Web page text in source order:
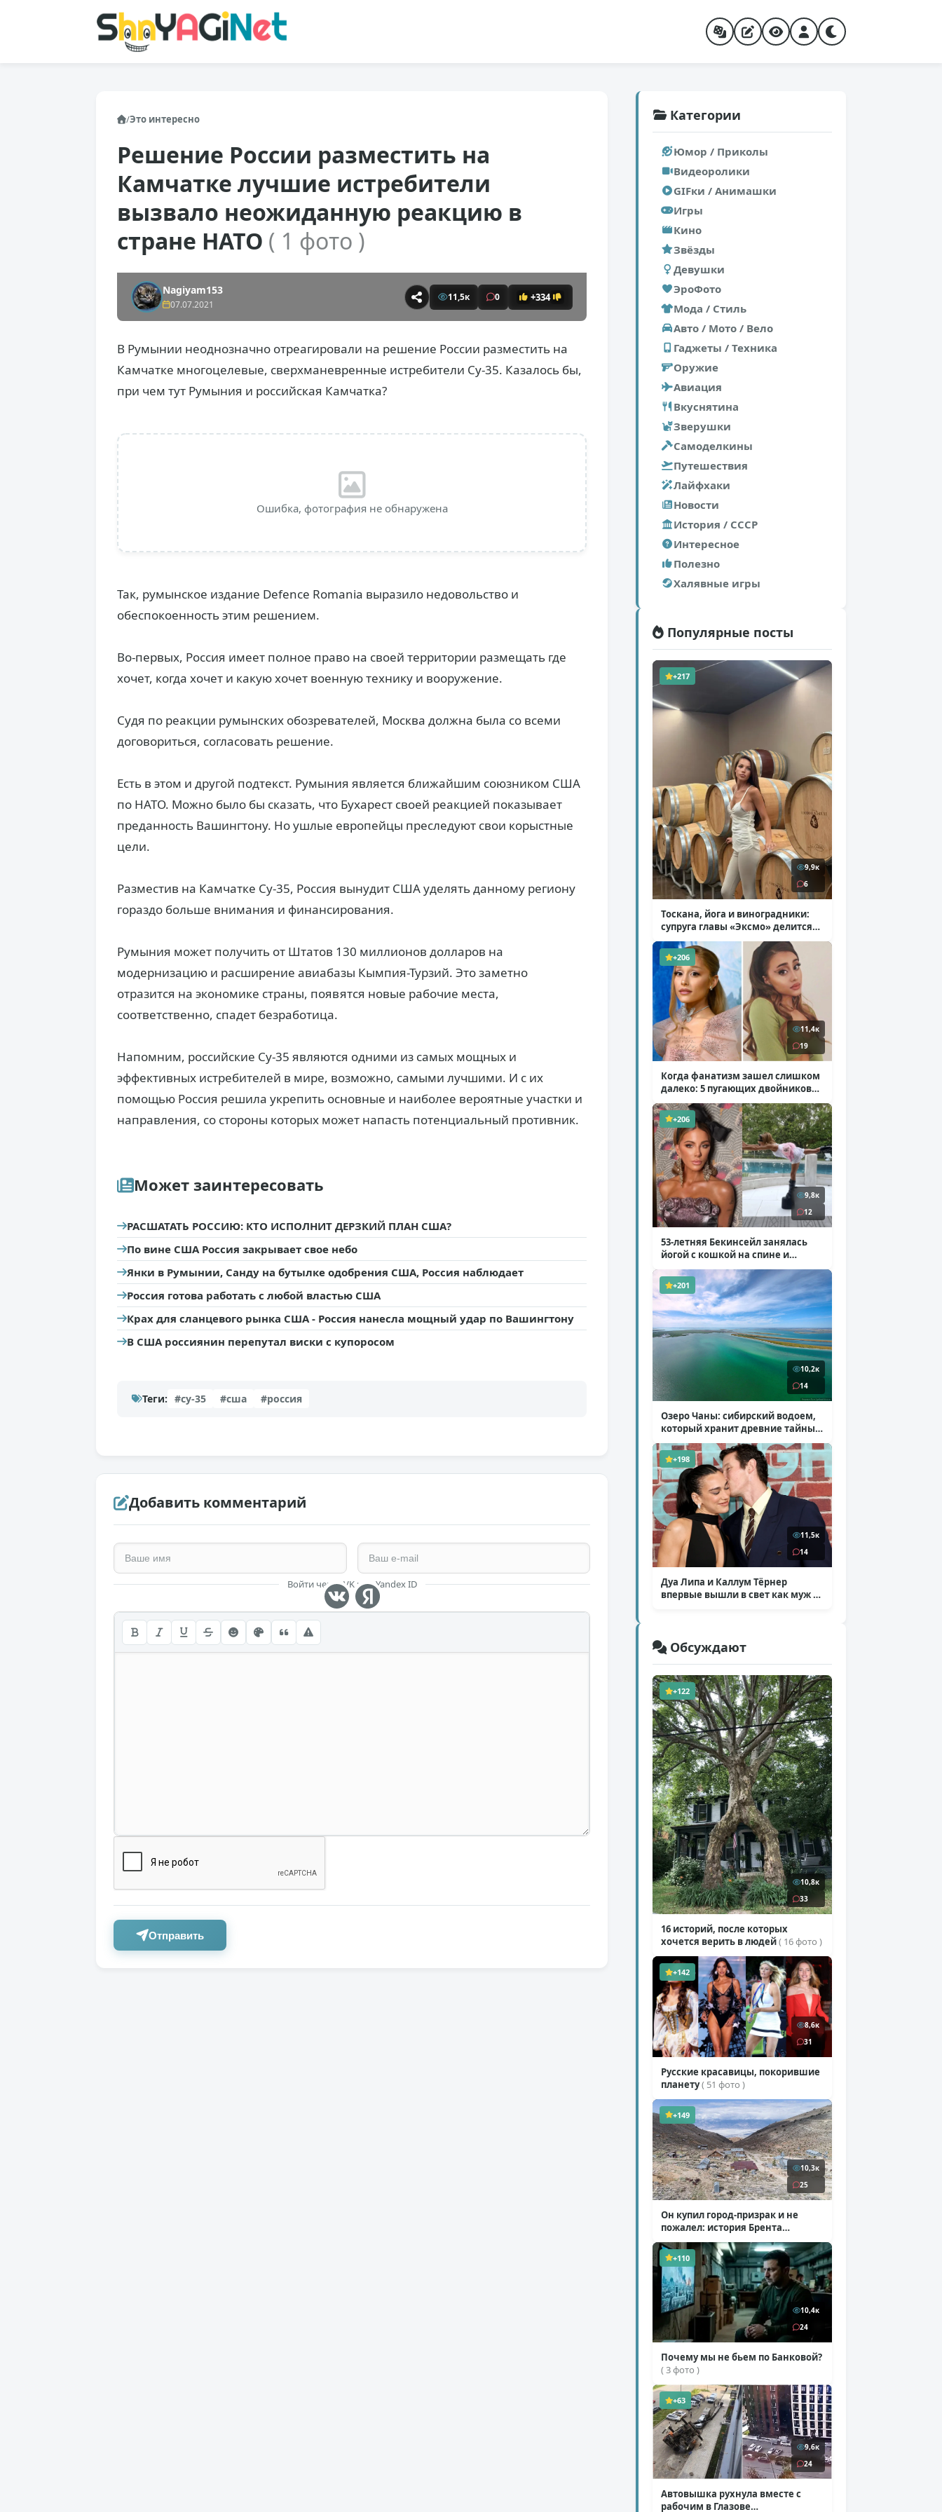
/Это интересно
Решение России разместить на
Камчатке лучшие истребители
вызвало неожиданную реакцию в
стране НАТО ( 1 фото )
Nagiyam153
07.07.2021
11,5к 0 +334
В Румынии неоднозначно отреагировали на решение России разместить на
Камчатке многоцелевые, сверхманевренные истребители Су-35. Казалось бы,
при чем тут Румыния и российская Камчатка?
Ошибка, фотография не обнаружена
Так, румынское издание Defence Romania выразило недовольство и
обеспокоенность этим решением.
Во-первых, Россия имеет полное право на своей территории размещать где
хочет, когда хочет и какую хочет военную технику и вооружение.
Судя по реакции румынских обозревателей, Москва должна была со всеми
договориться, согласовать решение.
Есть в этом и другой подтекст. Румыния является ближайшим союзником США
по НАТО. Можно было бы сказать, что Бухарест своей реакцией показывает
преданность Вашингтону. Но ушлые европейцы преследуют свои корыстные
цели.
Разместив на Камчатке Су-35, Россия вынудит США уделять данному региону
гораздо больше внимания и финансирования.
Румыния может получить от Штатов 130 миллионов долларов на
модернизацию и расширение авиабазы Кымпия-Турзий. Это заметно
отразится на экономике страны, появятся новые рабочие места,
соответственно, спадет безработица.
Напомним, российские Су-35 являются одними из самых мощных и
эффективных истребителей в мире, возможно, самыми лучшими. И с их
помощью Россия решила укрепить основные и наиболее вероятные участки и
направления, со стороны которых может напасть потенциальный противник.
Может заинтересовать
РАСШАТАТЬ РОССИЮ: КТО ИСПОЛНИТ ДЕРЗКИЙ ПЛАН США?
По вине США Россия закрывает свое небо
Янки в Румынии, Санду на бутылке одобрения США, Россия наблюдает
Россия готова работать с любой властью США
Крах для сланцевого рынка США - Россия нанесла мощный удар по Вашингтону
В США россиянин перепутал виски с купоросом
Теги: #су-35 #сша #россия
Добавить комментарий
Войти через VK или Yandex ID
Отправить
Категории
Юмор / Приколы
Видеоролики
GIFки / Анимашки
Игры
Кино
Звёзды
Девушки
ЭроФото
Мода / Стиль
Авто / Мото / Вело
Гаджеты / Техника
Оружие
Авиация
Вкуснятина
Зверушки
Самоделкины
Путешествия
Лайфхаки
Новости
История / СССР
Интересное
Полезно
Халявные игры
Популярные посты
+217
9,9к
6
Тоскана, йога и виноградники:
супруга главы «Эксмо» делится
кадрами из Италии( 14 фото )
+206
11,4к
19
Когда фанатизм зашел слишком
далеко: 5 пугающих двойников
звезд( 10 фото )
+206
9,8к
12
53-летняя Бекинсейл занялась
йогой с кошкой на спине и
ботинках на платформе( 7 фото )
+201
10,2к
14
Озеро Чаны: сибирский водоем,
который хранит древние тайны
( 12 фото )
+198
11,5к
14
Дуа Липа и Каллум Тёрнер
впервые вышли в свет как муж и
Обсуждают
+122
10,8к
33
16 историй, после которых
хочется верить в людей( 16 фото )
+142
8,6к
31
Русские красавицы, покорившие
планету( 51 фото )
+149
10,3к
25
Он купил город-призрак и не
пожалел: история Брента
Андервуда( 1 фото + 1 видео )
+110
10,4к
24
Почему мы не бьем по Банковой?
( 3 фото )
+63
9,6к
24
Автовышка рухнула вместе с
рабочим в Глазове